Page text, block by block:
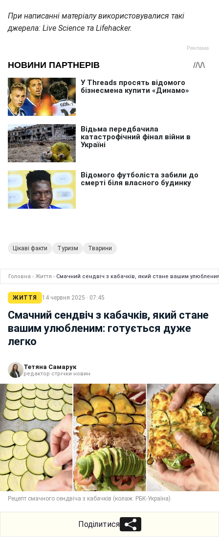
При написанні матеріалу використовувалися такі
джерела: Live Science та Lifehacker.
Цікаві факти Туризм Тварини
Головна › Життя › Смачний сендвіч з кабачків, який стане вашим
ЖИТТЯ 14 червня 2025 · 07:45
Смачний сендвіч з кабачків, який стане
вашим улюбленим: готується дуже
легко
Тетяна Самарук
редактор стрічки новин
Рецепт смачного сендвіча з кабачків (колаж: РБК-Україна)
Поділитися